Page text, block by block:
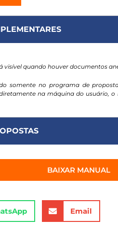
quando houver documentos
somente no programa de
na máquina do usuário, o
BAIXAR MANUAL
Email